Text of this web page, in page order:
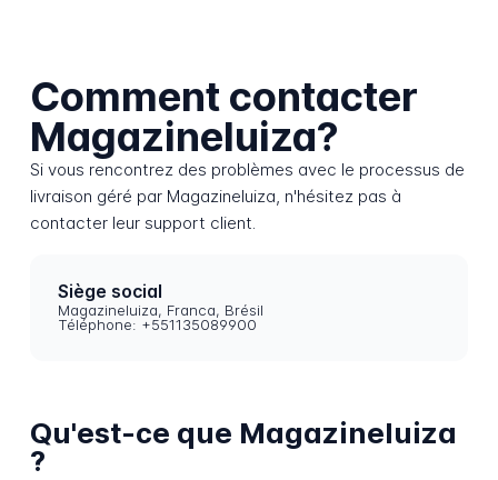
Comment contacter
Magazineluiza?
Si vous rencontrez des problèmes avec le processus de
livraison géré par Magazineluiza, n'hésitez pas à
contacter leur support client.
Siège social
Magazineluiza, Franca, Brésil
Téléphone: +551135089900
Qu'est-ce que Magazineluiza
?